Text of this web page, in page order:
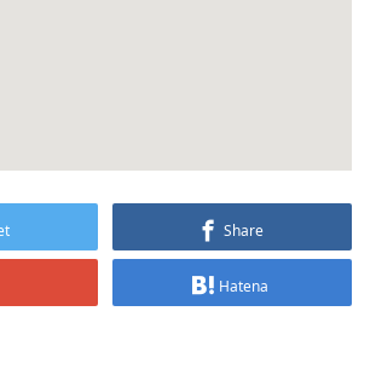
Share
Hatena